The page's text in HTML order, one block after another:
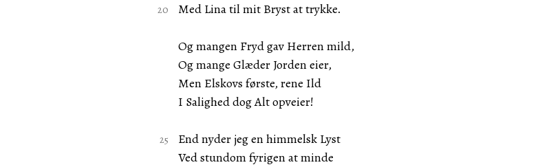
Med Lina til mit Bryst at trykke.
Og mangen Fryd gav Herren mild,
Og mange Glæder Jorden eier,
Men Elskovs første, rene Ild
I Salighed dog Alt opveier!
End nyder jeg en himmelsk Lyst
Ved stundom fyrigen at minde